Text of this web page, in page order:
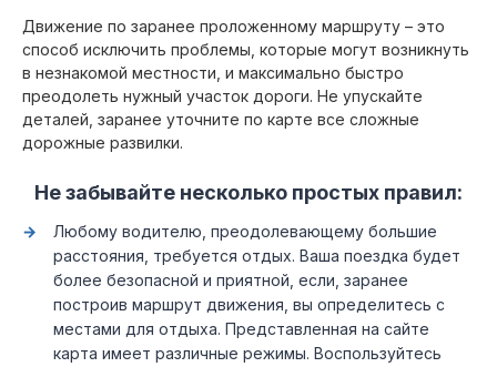
Движение по заранее проложенному маршруту – это
способ исключить проблемы, которые могут возникнуть
в незнакомой местности, и максимально быстро
преодолеть нужный участок дороги. Не упускайте
деталей, заранее уточните по карте все сложные
дорожные развилки.
Не забывайте несколько простых правил:
Любому водителю, преодолевающему большие
расстояния, требуется отдых. Ваша поездка будет
более безопасной и приятной, если, заранее
построив маршрут движения, вы определитесь с
местами для отдыха. Представленная на сайте
карта имеет различные режимы. Воспользуйтесь